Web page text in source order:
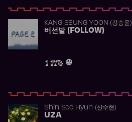
KANG SEUNG YOON (강승윤)
버선발 (FOLLOW)
1 174
Shin Soo Hyun (신수현)
UZA